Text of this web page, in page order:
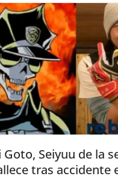
Goto, Seiyuu de la
tras accidente